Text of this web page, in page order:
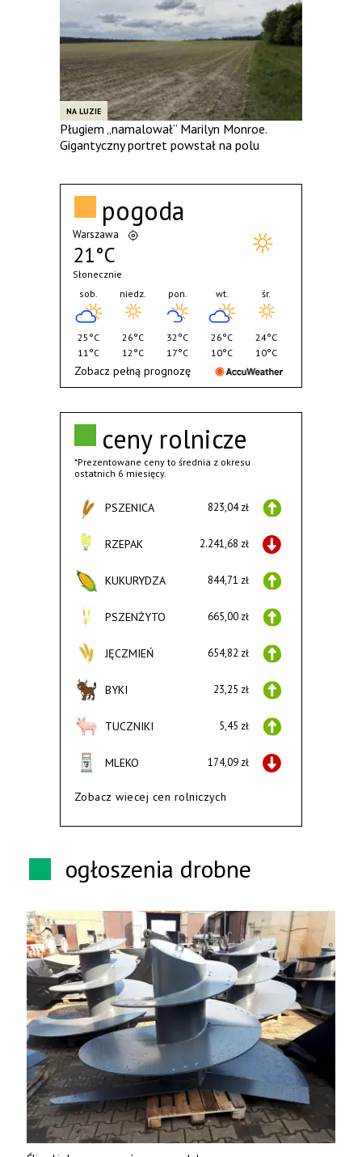
NA LUZIE
Pługiem „namalował” Marilyn Monroe.
Gigantyczny portret powstał na polu
ceny rolnicze
*Prezentowane ceny to średnia z okresu
ostatnich 6 miesięcy.
PSZENICA 823,04 zł
RZEPAK 2.241,68 zł
KUKURYDZA 844,71 zł
PSZENŻYTO 665,00 zł
JĘCZMIEŃ 654,82 zł
BYKI 23,25 zł
TUCZNIKI 5,45 zł
MLEKO 174,09 zł
Zobacz wiecej cen rolniczych
pogoda
Warszawa
21°C
Słonecznie
sob.
25°C
11°C
niedz.
26°C
12°C
pon.
32°C
17°C
wt.
26°C
10°C
śr.
24°C
10°C
Zobacz pełną prognozę
ogłoszenia drobne